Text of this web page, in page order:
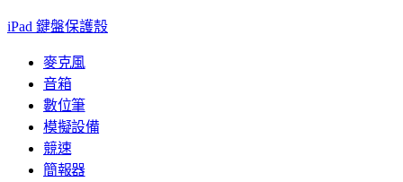
iPad 鍵盤保護殼
麥克風
音箱
數位筆
模擬設備
競速
簡報器